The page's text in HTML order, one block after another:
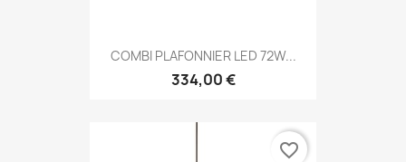
COMBI PLAFONNIER LED 72W...
334,00 €
favorite_border